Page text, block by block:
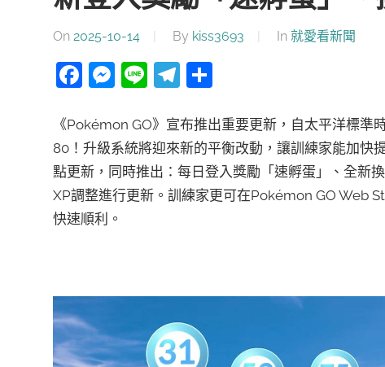
On 2025-10-14 By kiss3693 In 就愛看新聞
Facebook
Messenger
LineTelegram
分
《Pokémon GO》宣布推出重要更新，自太平洋標準
80！升級系統將迎來新的平衡改動，讓訓練家能加快
點更新，同時推出：每日登入獎勵「速孵蛋」、全新
XP調整進行更新。訓練家更可在Pokémon GO Web
快速順利。